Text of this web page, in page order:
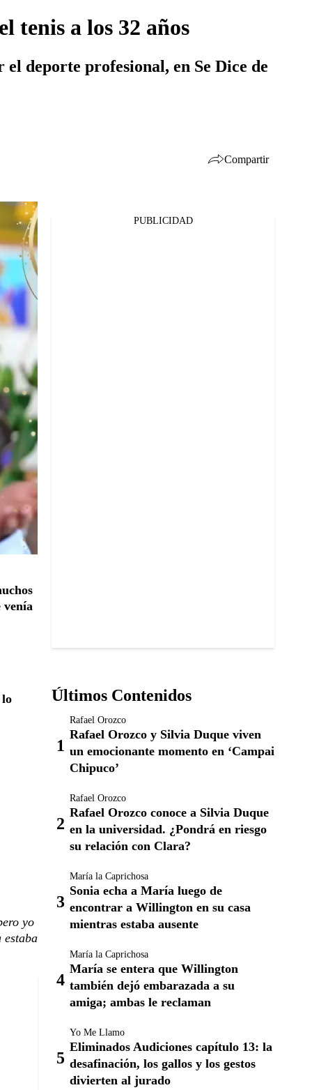
tenis a los 32 años
deporte profesional, en Se Dice de
Compartir
Facebook
Twitter
Whatsapp
venía
lo
yo
estaba
PUBLICIDAD
Últimos Contenidos
Rafael Orozco
Rafael Orozco y Silvia Duque viven
un emocionante momento en ‘Campai
Chipuco’
Rafael Orozco
Rafael Orozco conoce a Silvia Duque
en la universidad. ¿Pondrá en riesgo
su relación con Clara?
María la Caprichosa
Sonia echa a María luego de
encontrar a Willington en su casa
mientras estaba ausente
María la Caprichosa
María se entera que Willington
también dejó embarazada a su
amiga; ambas le reclaman
Yo Me Llamo
Eliminados Audiciones capítulo 13: la
desafinación, los gallos y los gestos
divierten al jurado